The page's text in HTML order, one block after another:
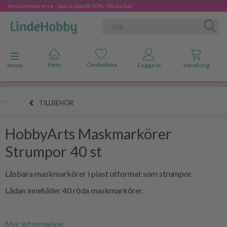
Sensommarsrea - Spara upp till 50% - klicka här
Ändra navigering
meny
TILLBEHÖR
HobbyArts Maskmarkörer
Strumpor 40 st
Låsbara maskmarkörer i plast utformat som strumpor.
Lådan innehåller 40 röda maskmarkörer.
Mer information